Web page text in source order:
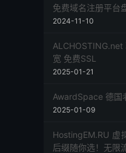
免费域名注册平台
2024-11-10
ALCHOSTING.net
宽 免费SSL
2025-01-21
AwardSpace 德国
2025-01-09
HostingEM.RU 虚
后缀随你选！无限